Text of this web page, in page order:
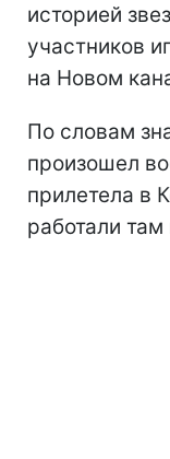
историей
участников
на Новом
По словам
произошел
прилетела в
работали